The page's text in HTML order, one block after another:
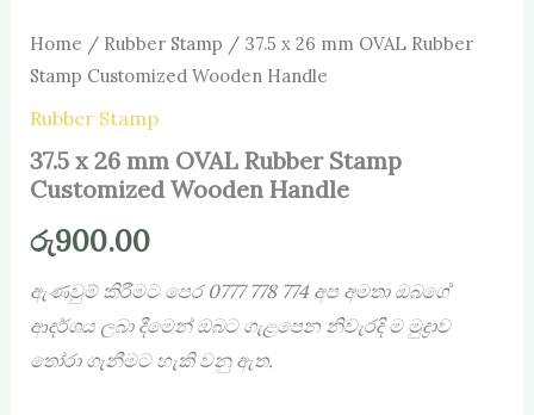
Home / Rubber Stamp / 37.5 x 26 mm OVAL Rubber
Stamp Customized Wooden Handle
Rubber Stamp
37.5 x 26 mm OVAL Rubber Stamp
Customized Wooden Handle
රු900.00
ඇණවුම් කිරීමට පෙර 0777 778 774අප අමතා ඔබගේ
ආදර්ශය ලබා දීමෙන් ඔබට ගැළපෙන නිවැරදි ම මුද්‍රාව
තෝරා ගැනීමට හැකි වනු ඇත.
Rubber
Stamp
Wooden
quantity